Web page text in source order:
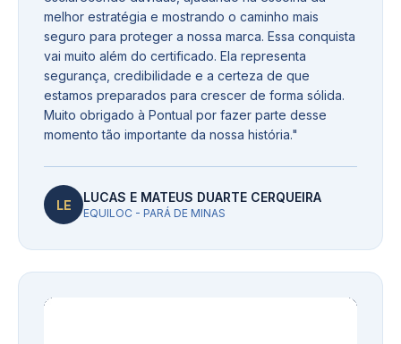
melhor estratégia e mostrando o caminho mais
seguro para proteger a nossa marca. Essa conquista
vai muito além do certificado. Ela representa
segurança, credibilidade e a certeza de que
estamos preparados para crescer de forma sólida.
Muito obrigado à Pontual por fazer parte desse
momento tão importante da nossa história."
LE LUCAS E MATEUS DUARTE CERQUEIRA
EQUILOC - PARÁ DE MINAS